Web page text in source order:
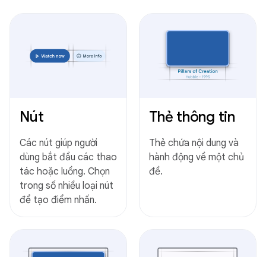
Nút
Các nút giúp người
dùng bắt đầu các thao
tác hoặc luồng. Chọn
trong số nhiều loại nút
để tạo điểm nhấn.
Thẻ thông tin
Thẻ chứa nội dung và
hành động về một chủ
đề.